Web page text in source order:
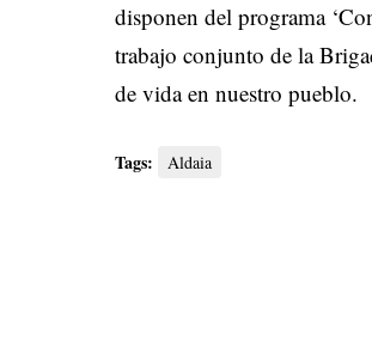
disponen del programa
trabajo conjunto de la
de vida en nuestro pueblo.
Tags: Aldaia